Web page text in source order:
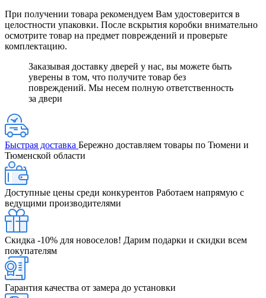
При получении товара рекомендуем Вам удостоверится в
целостности упаковки. После вскрытия коробки внимательно
осмотрите товар на предмет повреждений и проверьте
комплектацию.
Заказывая доставку дверей у нас, вы можете быть
уверены в том, что получите товар без
повреждений. Мы несем полную ответственность
за двери
Быстрая доставка Бережно доставляем товары по Тюмени и
Тюменской области
Доступные цены среди конкурентов Работаем напрямую с
ведущими производителями
Скидка -10% для новоселов! Дарим подарки и скидки всем
покупателям
Гарантия качества от замера до установки